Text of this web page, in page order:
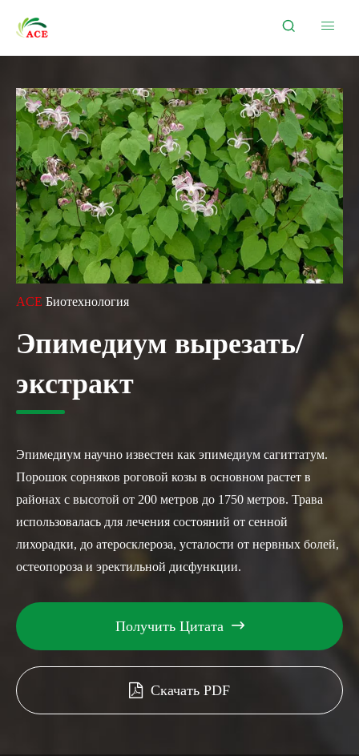
 
ACE Биотехнология
Эпимедиум вырезать/
экстракт
Эпимедиум научно известен как эпимедиум сагиттатум.
Порошок сорняков роговой козы в основном растет в
районах с высотой от 200 метров до 1750 метров. Трава
использовалась для лечения состояний от сенной
лихорадки, до атеросклероза, усталости от нервных болей,
остеопороза и эректильной дисфункции.
Получить Цитата 
Скачать PDF